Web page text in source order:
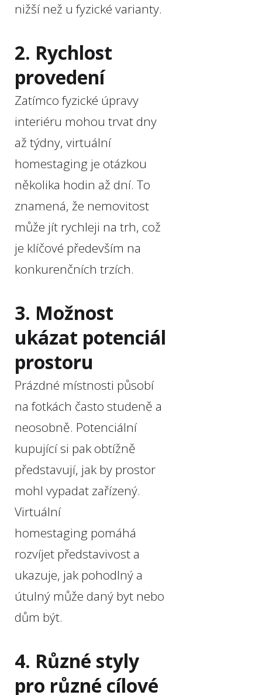
nižší než u fyzické varianty.
2. Rychlost
provedení
Zatímco fyzické úpravy
interiéru mohou trvat dny
až týdny, virtuální
homestaging je otázkou
několika hodin až dní. To
znamená, že nemovitost
může jít rychleji na trh, což
je klíčové především na
konkurenčních trzích.
3. Možnost
ukázat potenciál
prostoru
Prázdné místnosti působí
na fotkách často studeně a
neosobně. Potenciální
kupující si pak obtížně
představují, jak by prostor
mohl vypadat zařízený.
Virtuální
homestaging pomáhá
rozvíjet představivost a
ukazuje, jak pohodlný a
útulný může daný byt nebo
dům být.
4. Různé styly
pro různé cílové